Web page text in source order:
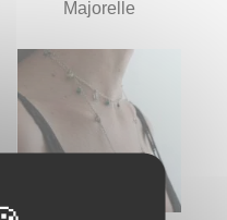
Majorelle